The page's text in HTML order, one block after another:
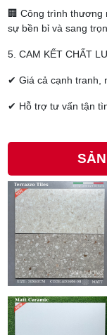
🏢 Công trình thương
sự bền bỉ và sang
5. CAM KẾT CHẤT
✔ Giá cả cạnh tranh,
✔ Hỗ trợ tư vấn tận